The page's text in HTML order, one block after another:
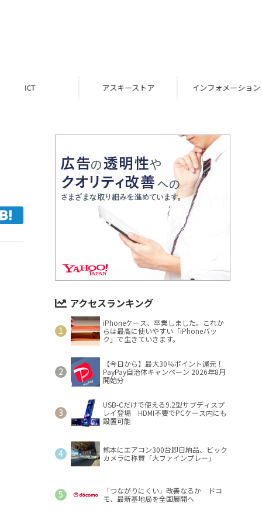
アスキーストア インフォメーション
アクセスランキング
iPhoneケース、卒業しました。これか
らは最高に使いやすい「iPhoneバッ
ク」で生きていきます。
【今日から】最大30％ポイント還元！
PayPay自治体キャンペーン 2026年8月
開始分
USB-Cだけで使える9.2型サブディスプ
レイ登場 HDMI不要でPCケース内にも
設置可能
熊本にエアコン300台即日納品、ビック
カメラに称賛「大ファインプレー」
「つながりにくい」改善なるか ドコ
モ、最新基地局を全国展開へ